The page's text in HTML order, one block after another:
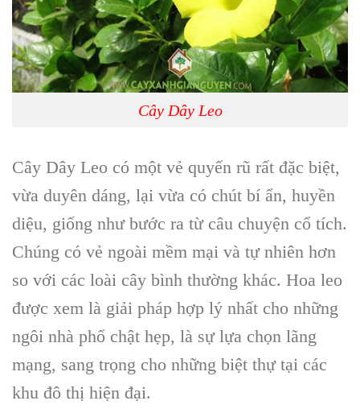
Cây Dây Leo
Cây Dây Leo có một vẻ quyến rũ rất đặc biệt,
vừa duyên dáng, lại vừa có chút bí ẩn, huyền
diệu, giống như bước ra từ câu chuyện cổ tích.
Chúng có vẻ ngoài mềm mại và tự nhiên hơn
so với các loài cây bình thường khác. Hoa leo
được xem là giải pháp hợp lý nhất cho những
ngôi nhà phố chật hẹp, là sự lựa chọn lãng
mạng, sang trọng cho những biệt thự tại các
khu đô thị hiện đại.